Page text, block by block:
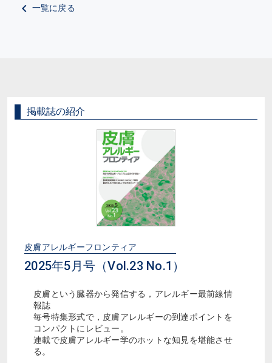
一覧に戻る
掲載誌の紹介
皮膚アレルギーフロンティア
2025年5月号（Vol.23 No.1）
皮膚という臓器から発信する，アレルギー最前線情
報誌
毎号特集形式で，皮膚アレルギーの到達ポイントを
コンパクトにレビュー。
連載で皮膚アレルギー学のホットな知見を堪能させ
る。